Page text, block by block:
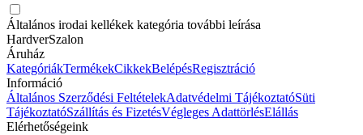
Általános irodai kellékek kategória további leírása
HardverSzalon
Áruház
KategóriákTermékekCikkekBelépésRegisztráció
Információ
Általános Szerződési FeltételekAdatvédelmi TájékoztatóSüti
TájékoztatóSzállítás és FizetésVégleges AdattörlésElállás
Elérhetőségeink